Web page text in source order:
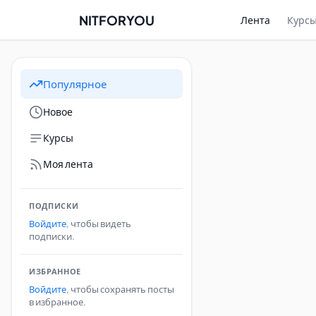
NITFORYOU Лента
Популярное
Новое
Курсы
Моя лента
ПОДПИСКИ
Войдите, чтобы видеть
подписки.
ИЗБРАННОЕ
Войдите, чтобы сохранять посты
в избранное.